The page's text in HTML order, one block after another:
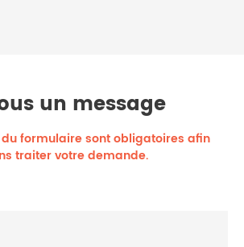
un message
formulaire sont obligatoires afin
traiter votre demande.